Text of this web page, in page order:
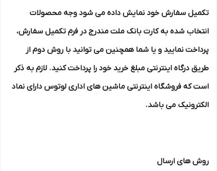
تکمیل سفارش خود نمایش داده می شود وجه محصولات
انتخاب شده به کارت بانک ملت مندرج در فرم تکمیل سفارش،
پرداخت نمایید و یا شما همچنین می توانید با روش دوم از
طریق درگاه اینترنتی مبلغ خرید خود را پرداخت کنید. لازم به ذکر
است که فروشگاه اینترنتی ماشین های اداری لوتوس دارای نماد
الکترونیک می باشد.
روش های ارسال